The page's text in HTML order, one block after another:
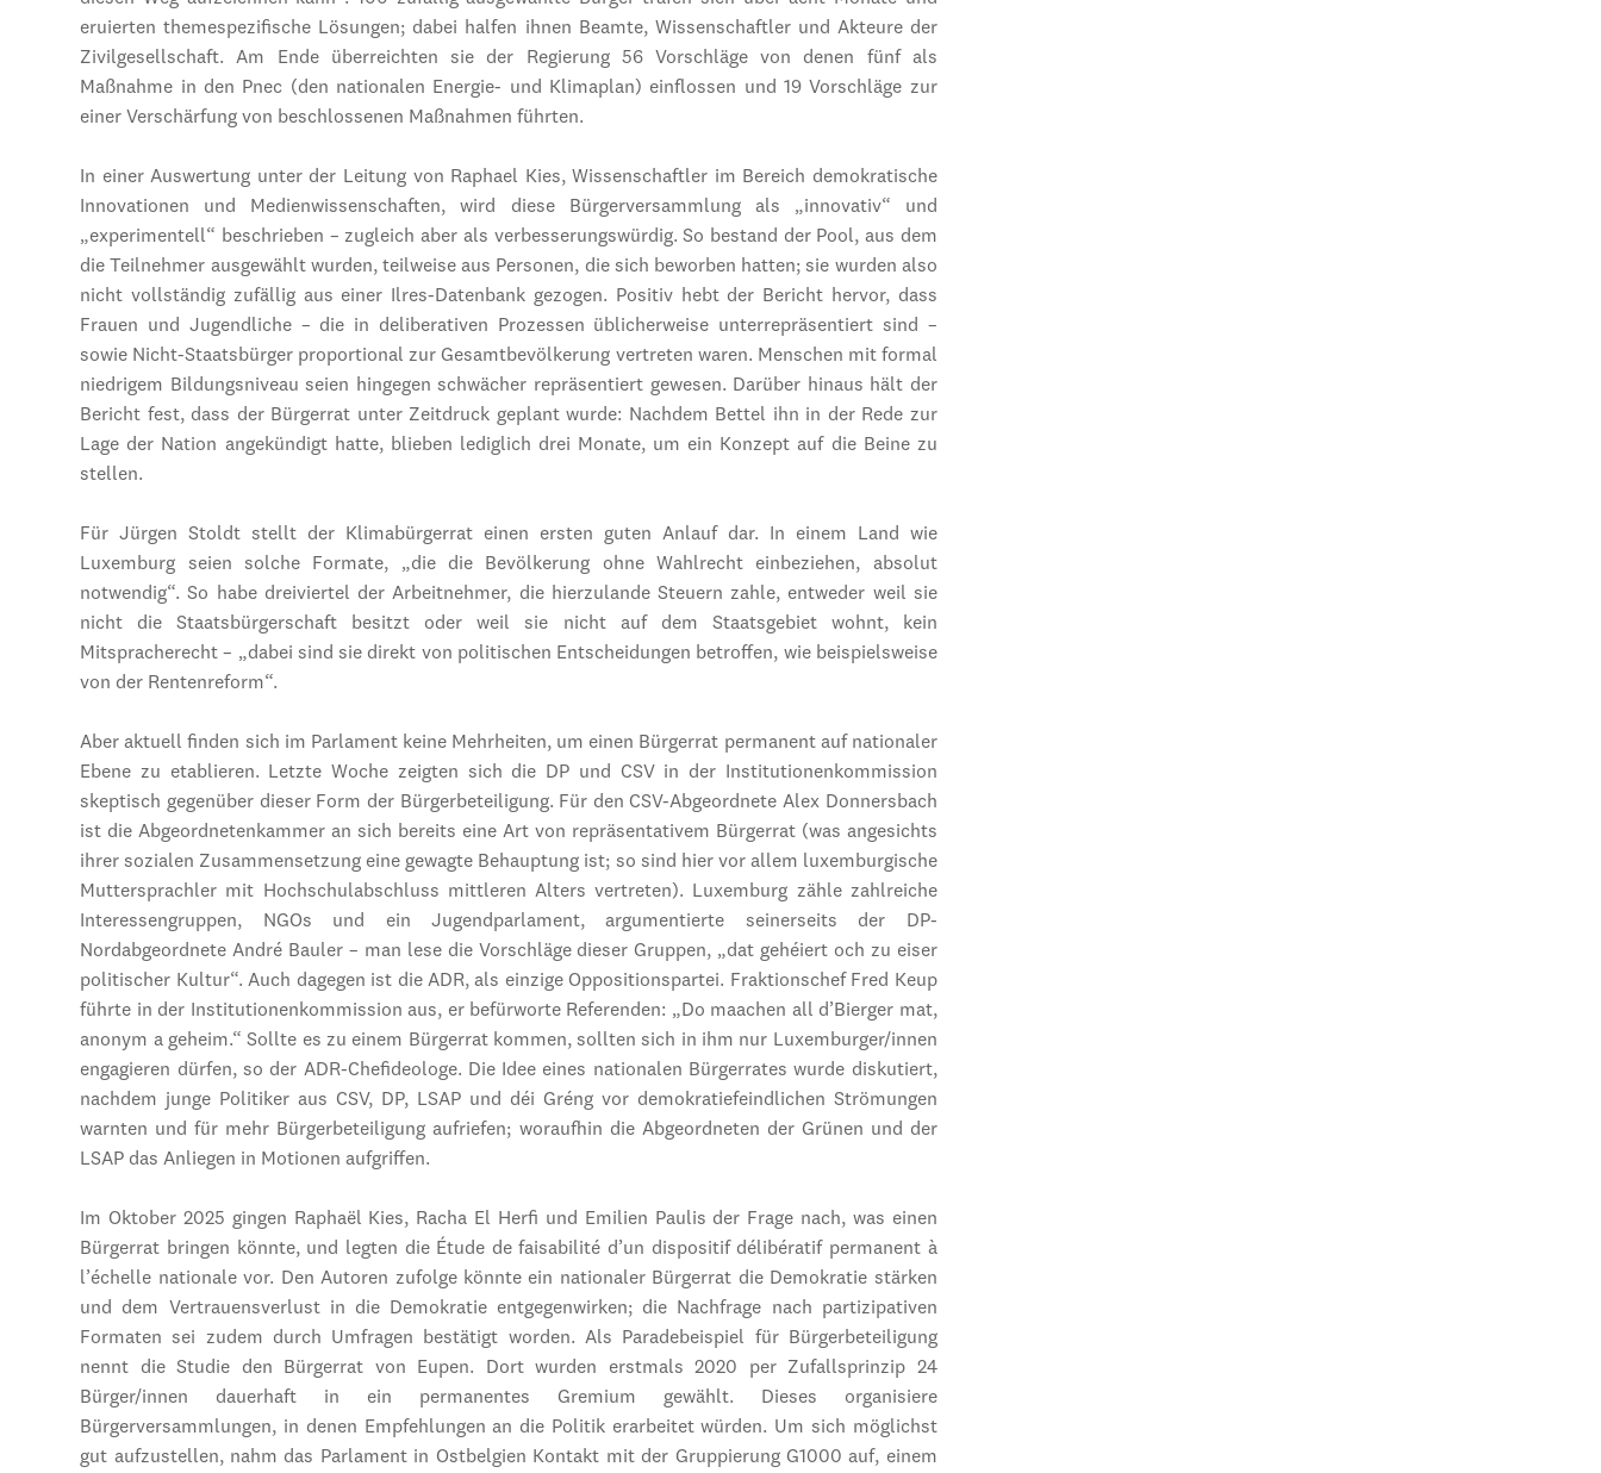
eruierten themespezifische Lösungen; dabei halfen ihnen Beamte, Wissenschaftler und Akteure der
Zivilgesellschaft. Am Ende überreichten sie der Regierung 56 Vorschläge von denen fünf als
Maßnahme in den Pnec (den nationalen Energie- und Klimaplan) einflossen und 19 Vorschläge zur
einer Verschärfung von beschlossenen Maßnahmen führten.
In einer Auswertung unter der Leitung von Raphael Kies, Wissenschaftler im Bereich demokratische
Innovationen und Medienwissenschaften, wird diese Bürgerversammlung als „innovativ“ und
„experimentell“ beschrieben – zugleich aber als verbesserungswürdig. So bestand der Pool, aus dem
die Teilnehmer ausgewählt wurden, teilweise aus Personen, die sich beworben hatten; sie wurden also
nicht vollständig zufällig aus einer Ilres-Datenbank gezogen. Positiv hebt der Bericht hervor, dass
Frauen und Jugendliche – die in deliberativen Prozessen üblicherweise unterrepräsentiert sind –
sowie Nicht-Staatsbürger proportional zur Gesamtbevölkerung vertreten waren. Menschen mit formal
niedrigem Bildungsniveau seien hingegen schwächer repräsentiert gewesen. Darüber hinaus hält der
Bericht fest, dass der Bürgerrat unter Zeitdruck geplant wurde: Nachdem Bettel ihn in der Rede zur
Lage der Nation angekündigt hatte, blieben lediglich drei Monate, um ein Konzept auf die Beine zu
stellen.
Für Jürgen Stoldt stellt der Klimabürgerrat einen ersten guten Anlauf dar. In einem Land wie
Luxemburg seien solche Formate, „die die Bevölkerung ohne Wahlrecht einbeziehen, absolut
notwendig“. So habe dreiviertel der Arbeitnehmer, die hierzulande Steuern zahle, entweder weil sie
nicht die Staatsbürgerschaft besitzt oder weil sie nicht auf dem Staatsgebiet wohnt, kein
Mitspracherecht – „dabei sind sie direkt von politischen Entscheidungen betroffen, wie beispielsweise
von der Rentenreform“.
Aber aktuell finden sich im Parlament keine Mehrheiten, um einen Bürgerrat permanent auf nationaler
Ebene zu etablieren. Letzte Woche zeigten sich die DP und CSV in der Institutionenkommission
skeptisch gegenüber dieser Form der Bürgerbeteiligung. Für den CSV-Abgeordnete Alex Donnersbach
ist die Abgeordnetenkammer an sich bereits eine Art von repräsentativem Bürgerrat (was angesichts
ihrer sozialen Zusammensetzung eine gewagte Behauptung ist; so sind hier vor allem luxemburgische
Muttersprachler mit Hochschulabschluss mittleren Alters vertreten). Luxemburg zähle zahlreiche
Interessengruppen, NGOs und ein Jugendparlament, argumentierte seinerseits der DP-
Nordabgeordnete André Bauler – man lese die Vorschläge dieser Gruppen, „dat gehéiert och zu eiser
politischer Kultur“. Auch dagegen ist die ADR, als einzige Oppositionspartei. Fraktionschef Fred Keup
führte in der Institutionenkommission aus, er befürworte Referenden: „Do maachen all d’Bierger mat,
anonym a geheim.“ Sollte es zu einem Bürgerrat kommen, sollten sich in ihm nur Luxemburger/innen
engagieren dürfen, so der ADR-Chefideologe. Die Idee eines nationalen Bürgerrates wurde diskutiert,
nachdem junge Politiker aus CSV, DP, LSAP und déi Gréng vor demokratiefeindlichen Strömungen
warnten und für mehr Bürgerbeteiligung aufriefen; woraufhin die Abgeordneten der Grünen und der
LSAP das Anliegen in Motionen aufgriffen.
Im Oktober 2025 gingen Raphaël Kies, Racha El Herfi und Emilien Paulis der Frage nach, was einen
Bürgerrat bringen könnte, und legten die Étude de faisabilité d’un dispositif délibératif permanent à
l’échelle nationale vor. Den Autoren zufolge könnte ein nationaler Bürgerrat die Demokratie stärken
und dem Vertrauensverlust in die Demokratie entgegenwirken; die Nachfrage nach partizipativen
Formaten sei zudem durch Umfragen bestätigt worden. Als Paradebeispiel für Bürgerbeteiligung
nennt die Studie den Bürgerrat von Eupen. Dort wurden erstmals 2020 per Zufallsprinzip 24
Bürger/innen dauerhaft in ein permanentes Gremium gewählt. Dieses organisiere
Bürgerversammlungen, in denen Empfehlungen an die Politik erarbeitet würden. Um sich möglichst
gut aufzustellen, nahm das Parlament in Ostbelgien Kontakt mit der Gruppierung G1000 auf, einem